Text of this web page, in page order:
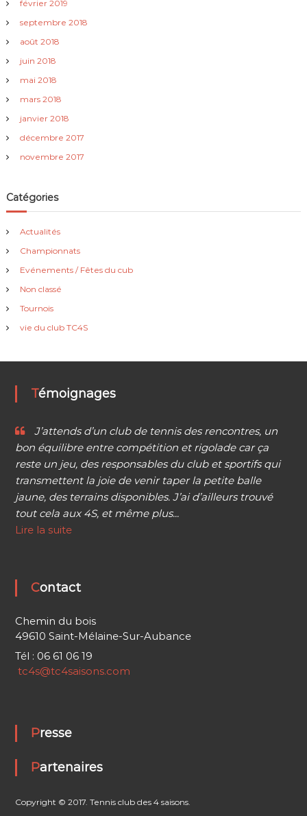
février 2019
septembre 2018
août 2018
juin 2018
mai 2018
mars 2018
janvier 2018
décembre 2017
novembre 2017
Catégories
Actualités
Championnats
Evénements / Fêtes du cub
Non classé
Tournois
vie du club TC4S
Témoignages
J’attends d’un club de tennis des rencontres, un
bon équilibre entre compétition et rigolade car ça
reste un jeu, des responsables du club et sportifs qui
transmettent la joie de venir taper la petite balle
jaune, des terrains disponibles. J’ai d’ailleurs trouvé
tout cela aux 4S, et même plus...
Lire la suite
Contact
Chemin du bois
49610 Saint-Mélaine-Sur-Aubance
Tél : 06 61 06 19
tc4s@tc4saisons.com
Presse
Partenaires
Copyright © 2017. Tennis club des 4 saisons.